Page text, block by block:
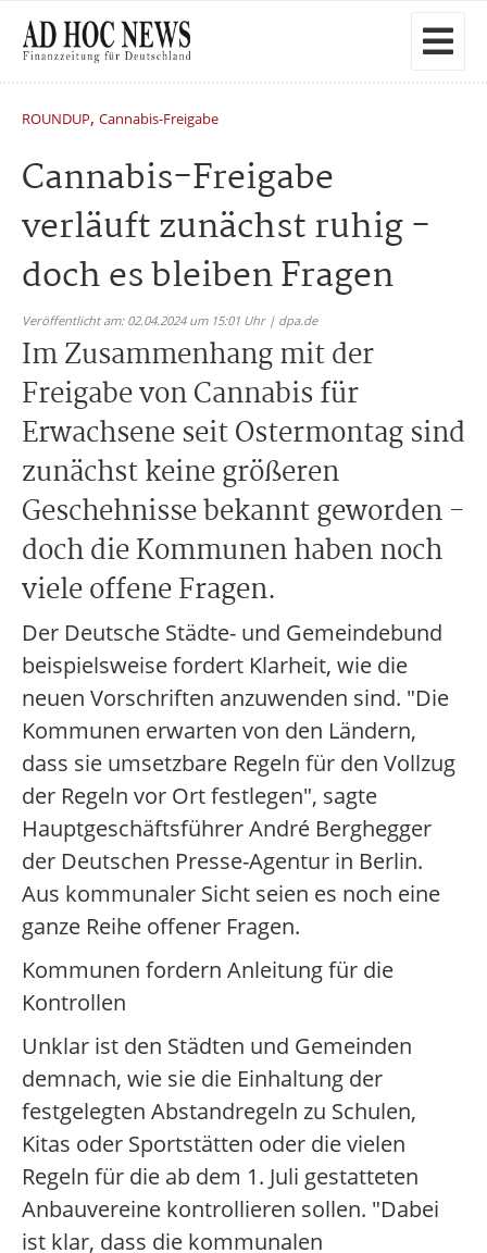
ROUNDUP, Cannabis-Freigabe
Cannabis-Freigabe
verläuft zunächst ruhig -
doch es bleiben Fragen
Veröffentlicht am: 02.04.2024 um 15:01 Uhr | dpa.de
Im Zusammenhang mit der
Freigabe von Cannabis für
Erwachsene seit Ostermontag sind
zunächst keine größeren
Geschehnisse bekannt geworden -
doch die Kommunen haben noch
viele offene Fragen.
Der Deutsche Städte- und Gemeindebund
beispielsweise fordert Klarheit, wie die
neuen Vorschriften anzuwenden sind. "Die
Kommunen erwarten von den Ländern,
dass sie umsetzbare Regeln für den Vollzug
der Regeln vor Ort festlegen", sagte
Hauptgeschäftsführer André Berghegger
der Deutschen Presse-Agentur in Berlin.
Aus kommunaler Sicht seien es noch eine
ganze Reihe offener Fragen.
Kommunen fordern Anleitung für die
Kontrollen
Unklar ist den Städten und Gemeinden
demnach, wie sie die Einhaltung der
festgelegten Abstandregeln zu Schulen,
Kitas oder Sportstätten oder die vielen
Regeln für die ab dem 1. Juli gestatteten
Anbauvereine kontrollieren sollen. "Dabei
ist klar, dass die kommunalen